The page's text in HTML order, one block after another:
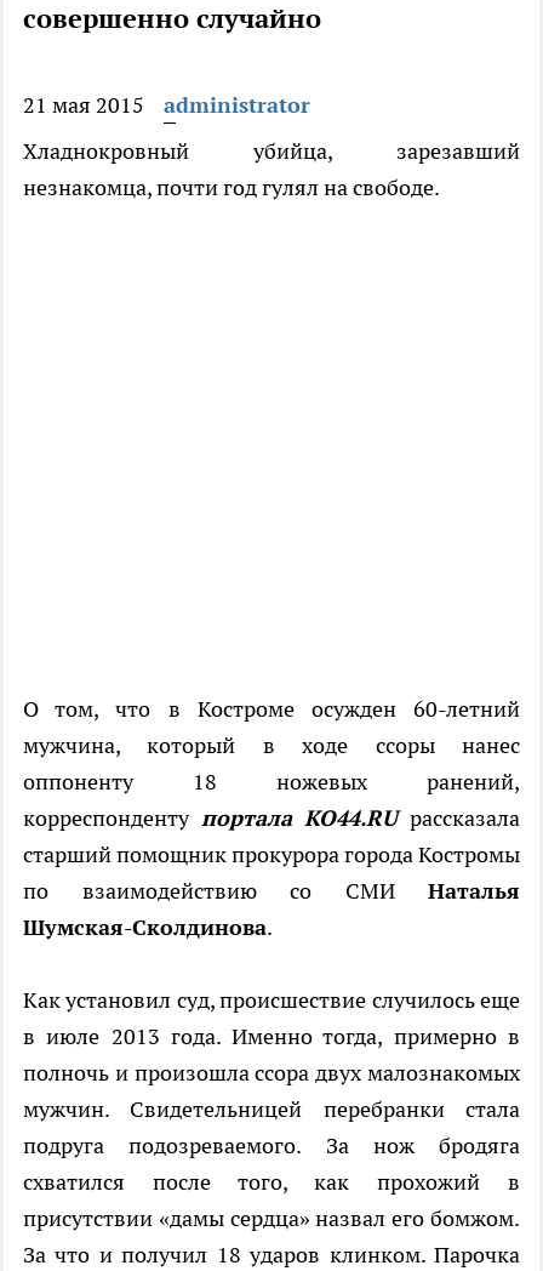
совершенно случайно
21 мая 2015
administrator
Хладнокровный убийца, зарезавший
незнакомца, почти год гулял на свободе.
О том, что в Костроме осужден 60-летний
мужчина, который в ходе ссоры нанес
оппоненту 18 ножевых ранений,
корреспонденту портала KO44.RUрассказала
старший помощник прокурора города Костромы
по взаимодействию со СМИ Наталья
Шумская-Сколдинова.
Как установил суд, происшествие случилось еще
в июле 2013 года. Именно тогда, примерно в
полночь и произошла ссора двух малознакомых
мужчин. Свидетельницей перебранки стала
подруга подозреваемого. За нож бродяга
схватился после того, как прохожий в
присутствии «дамы сердца» назвал его бомжом.
За что и получил 18 ударов клинком. Парочка